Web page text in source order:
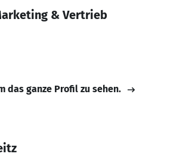
& Vertrieb
das ganze Profil zu sehen.